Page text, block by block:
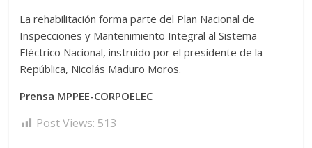
La rehabilitación forma parte del Plan Nacional de
Inspecciones y Mantenimiento Integral al Sistema
Eléctrico Nacional, instruido por el presidente de la
República, Nicolás Maduro Moros.
Prensa MPPEE-CORPOELEC
Post Views: 513